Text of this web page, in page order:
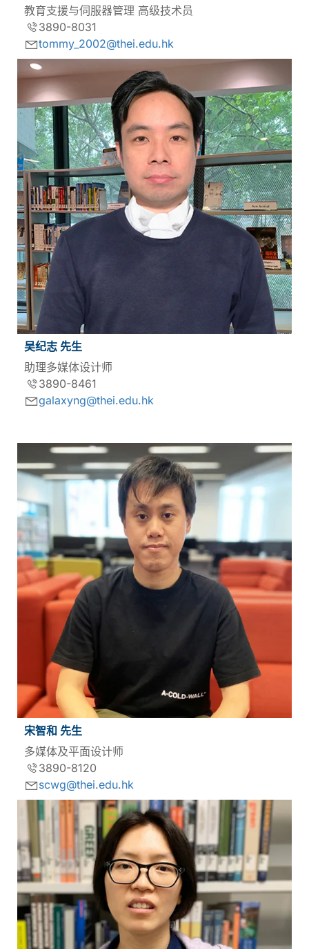
教育支援与伺服器管理 高级技术员
3890-8031
tommy_2002@thei.edu.hk
吴纪志 先生
助理多媒体设计师
3890-8461
galaxyng@thei.edu.hk
宋智和 先生
多媒体及平面设计师
3890-8120
scwg@thei.edu.hk